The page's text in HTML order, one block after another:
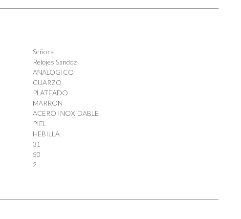
Señora
Relojes Sandoz
ANALOGICO
CUARZO
PLATEADO
MARRON
ACERO INOXIDABLE
PIEL
HEBILLA
31
50
2